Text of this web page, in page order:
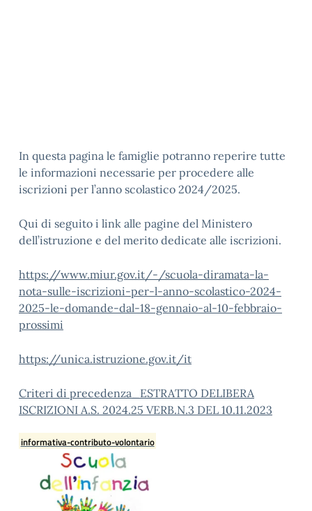
In questa pagina le famiglie potranno reperire tutte
le informazioni necessarie per procedere alle
iscrizioni per l’anno scolastico 2024/2025.
Qui di seguito i link alle pagine del Ministero
dell’istruzione e del merito dedicate alle iscrizioni.
https://www.miur.gov.it/-/scuola-diramata-la-
nota-sulle-iscrizioni-per-l-anno-scolastico-2024-
2025-le-domande-dal-18-gennaio-al-10-febbraio-
prossimi
https://unica.istruzione.gov.it/it
Criteri di precedenza_ESTRATTO DELIBERA
ISCRIZIONI A.S. 2024.25 VERB.N.3 DEL 10.11.2023
informativa-contributo-volontario